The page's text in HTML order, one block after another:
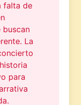
falta de
buscan
La
para